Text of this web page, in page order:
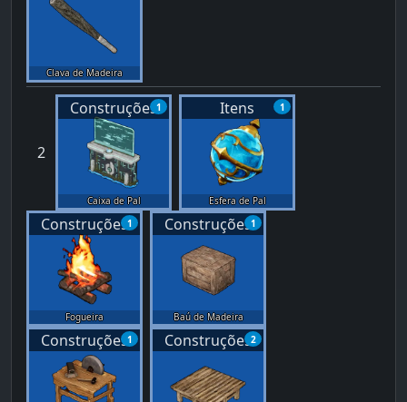
Clava de Madeira
2
1
Construções
Caixa de Pal
1
Itens
Esfera de Pal
1
Construções
Fogueira
1
Construções
Baú de Madeira
1
Construções 2
Construções